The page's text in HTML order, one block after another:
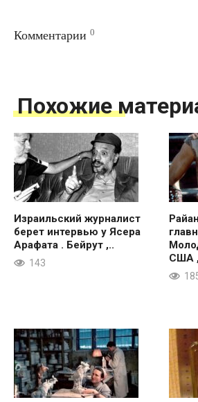
Комментарии 0
Похожие
Израильский журналист
берет интервью у Ясера
Арафата . Бейрут ,..
143
США